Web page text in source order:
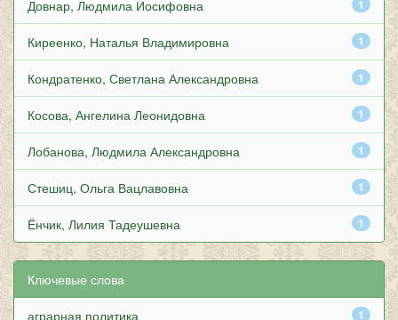
1
Довнар, Людмила Иосифовна
1
Киреенко, Наталья Владимировна
1
Кондратенко, Светлана Александровна
1
Косова, Ангелина Леонидовна
1
Лобанова, Людмила Александровна
1
Стешиц, Ольга Вацлавовна
1
Ёнчик, Лилия Тадеушевна
Ключевые слова
1
аграрная политика